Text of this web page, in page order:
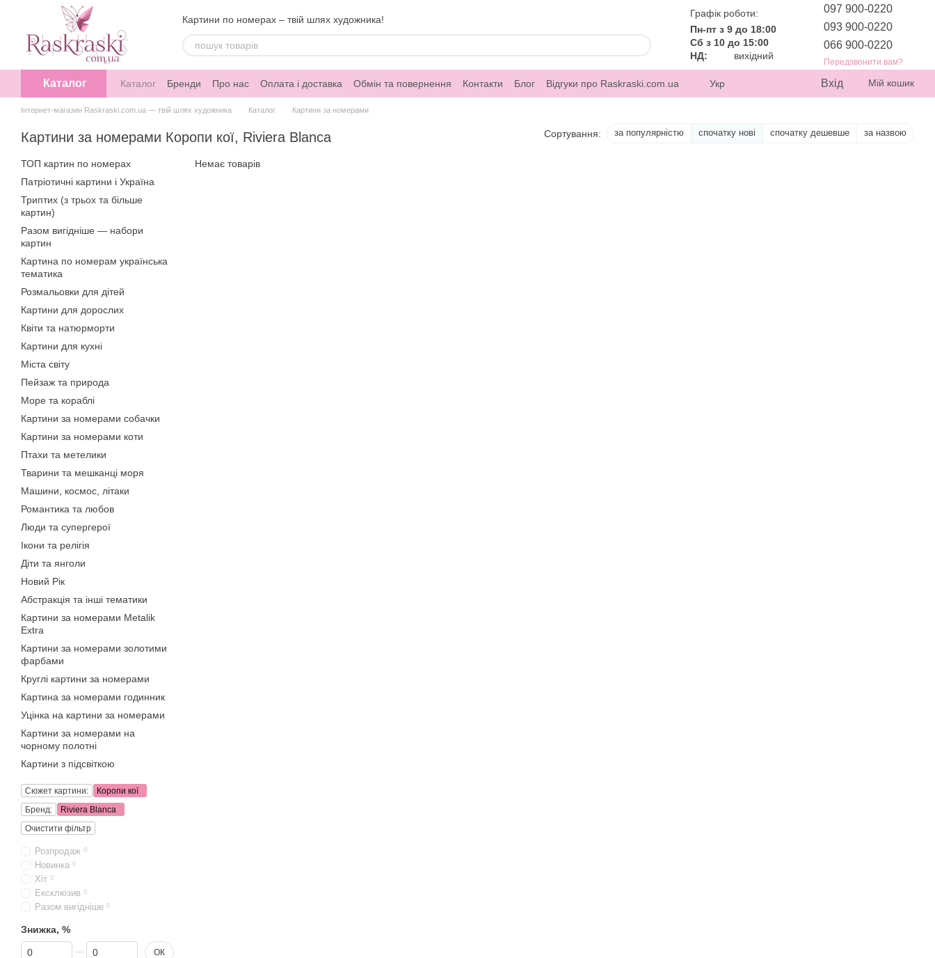
Перейти до основного контенту
Картини по номерах – твій шлях художника!
Графік роботи:
Пн-пт з 9 до 18:00
Сб з 10 до 15:00
НД:
вихідний
097 900-0220
093 900-0220
066 900-0220
Передзвонити вам?
Каталог Каталог Бренди Про нас Оплата і доставка Обмін та повернення Контакти Блог Відгуки про Raskraski.com.ua Укр Вхід Мій кошик
Інтернет-магазин Raskraski.com.ua — твій шлях художника Каталог Картини за номерами
Картини за номерами Коропи кої, Riviera Blanca Сортування: за популярністю спочатку нові спочатку дешевше за назвою
Немає товарів
ТОП картин по номерах
Патріотичні картини і Україна
Триптих (з трьох та більше
картин)
Разом вигідніше — набори
картин
Картина по номерам українська
тематика
Розмальовки для дітей
Картини для дорослих
Квіти та натюрморти
Картини для кухні
Міста світу
Пейзаж та природа
Море та кораблі
Картини за номерами собачки
Картини за номерами коти
Птахи та метелики
Тварини та мешканці моря
Машини, космос, літаки
Романтика та любов
Люди та супергерої
Ікони та релігія
Діти та янголи
Новий Рік
Абстракція та інші тематики
Картини за номерами Metalik
Extra
Картини за номерами золотими
фарбами
Круглі картини за номерами
Картина за номерами годинник
Уцінка на картини за номерами
Картини за номерами на
чорному полотні
Картини з підсвіткою
Сюжет картини:
Коропи кої
Бренд:
Riviera Blanca
Очистити фільтр
Розпродаж 0
Новинка 0
Хіт 0
Ексклюзив 0
Разом вигідніше 0
Знижка, %
Від Знижка, %
До Знижка, % ОК